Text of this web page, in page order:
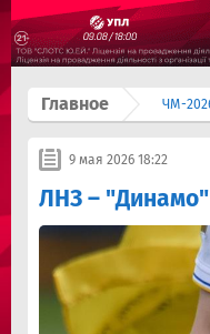
Главное ЧМ-
9 мая 2026 18:22
ЛНЗ –